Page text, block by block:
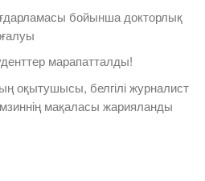
бойынша докторлық
марапатталды!
оқытушысы, белгілі журналист
мақаласы жарияланды